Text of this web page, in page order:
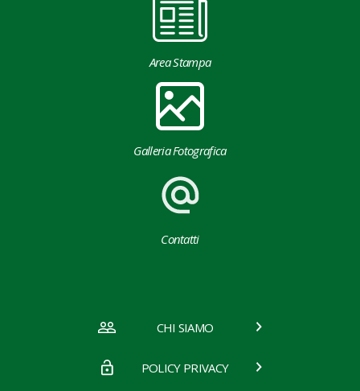
Area Stampa
Galleria Fotografica
Contatti
CHI SIAMO
POLICY PRIVACY